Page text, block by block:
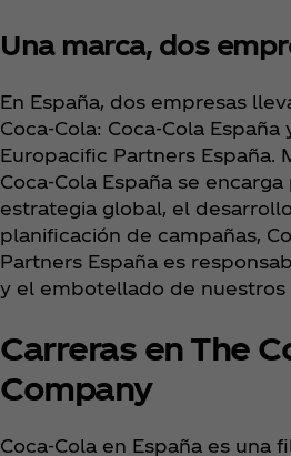
Una marca, dos
En España, dos empresas
Coca‑Cola: Coca‑Cola España
Europacific Partners España.
Coca‑Cola España se
estrategia global, el
planificación de campañas,
Partners España es
y el embotellado de nuestros
Carreras en The
Company
Coca‑Cola en España es una